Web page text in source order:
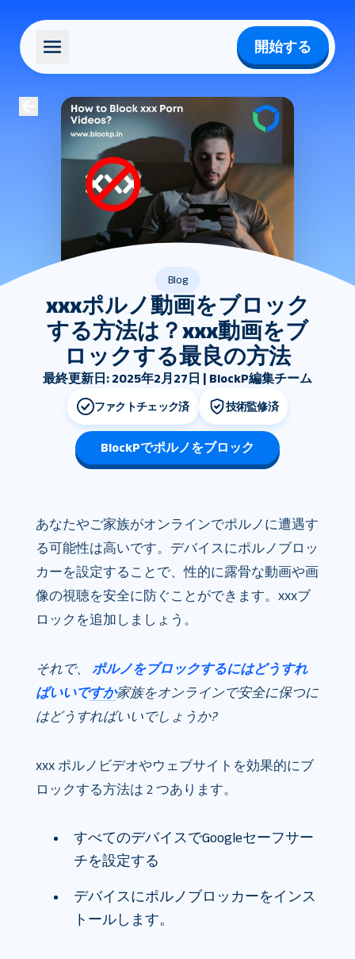
開始する
Blog
xxxポルノ動画をブロック
する方法は？xxx動画をブ
ロックする最良の方法
最終更新日: 2025年2月27日 | BlockP編集チーム
ファクトチェック済 技術監修済
BlockPでポルノをブロック
あなたやご家族がオンラインでポルノに遭遇す
る可能性は高いです。デバイスにポルノブロッ
カーを設定することで、性的に露骨な動画や画
像の視聴を安全に防ぐことができます。xxxブ
ロックを追加しましょう。
それで、
ポルノをブロックするにはどうすれ
ばいいですか家族をオンラインで安全に保つに
はどうすればいいでしょうか?
xxx ポルノビデオやウェブサイトを効果的にブ
ロックする方法は 2 つあります。
すべてのデバイスでGoogleセーフサー
チを設定する
デバイスにポルノブロッカーをインス
トールします。